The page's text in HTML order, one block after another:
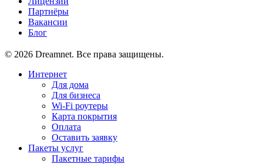
Партнёры
Вакансии
Блог
© 2026 Dreamnet. Все права защищены.
Интернет
Для дома
Для бизнеса
Wi-Fi роутеры
Карта покрытия
Оплата
Оставить заявку
Пакеты услуг
Пакетные тарифы